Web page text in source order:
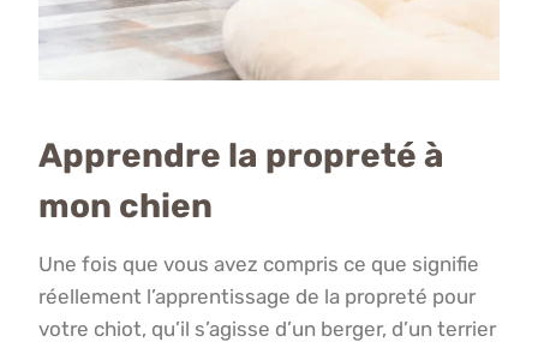
Apprendre la propreté à
mon chien
Une fois que vous avez compris ce que signifie
réellement l’apprentissage de la propreté pour
votre chiot, qu’il s’agisse d’un berger, d’un terrier